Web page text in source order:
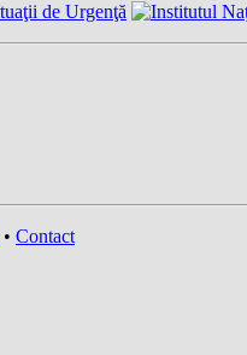
• Contact